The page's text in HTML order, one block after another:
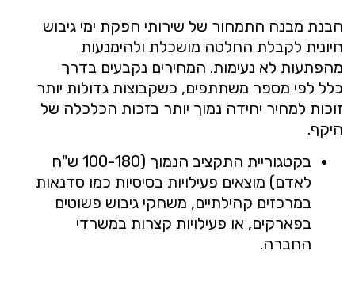
הבנת מבנה התמחור של שירותי הפקת ימי גיבוש
חיונית לקבלת החלטה מושכלת ולהימנעות
מהפתעות לא נעימות. המחירים נקבעים בדרך
כלל לפי מספר משתתפים, כשקבוצות גדולות יותר
זוכות למחיר יחידה נמוך יותר בזכות הכלכלה של
היקף.
בקטגוריית התקציב הנמוך (100-180 ש"ח
לאדם) מוצאים פעילויות בסיסיות כמו סדנאות
במרכזים קהילתיים, משחקי גיבוש פשוטים
בפארקים, או פעילויות קצרות במשרדי
החברה.